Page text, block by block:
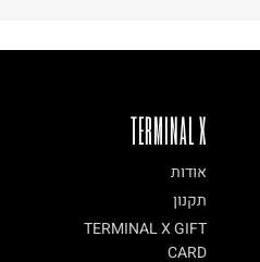
TERMINAL X
אודות
תקנון
TERMINAL X GIFT
CARD